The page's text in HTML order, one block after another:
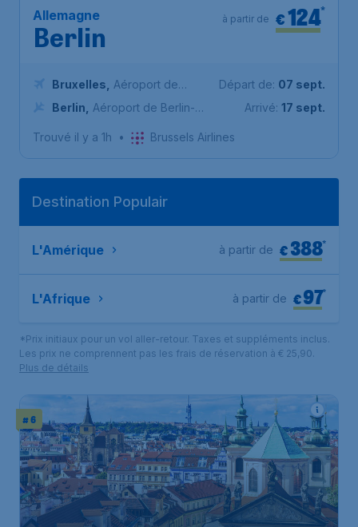
Allemagne
Berlin
€124*
à partir de
Bruxelles
Aéroport de
Bruxelles-National
Berlin
Aéroport de Berlin-
Départ de: 07 sept.
Arrivé: 17 sept.
Trouvé il y a 1h • Brussels Airlines
Destination Populair
L'Amérique €388*
à partir de
L'Afrique €97*
à partir de
*Prix initiaux pour un vol aller-retour. Taxes et suppléments inclus.
Les prix ne comprennent pas les frais de réservation à € 25,90.
Plus de détails
# 6